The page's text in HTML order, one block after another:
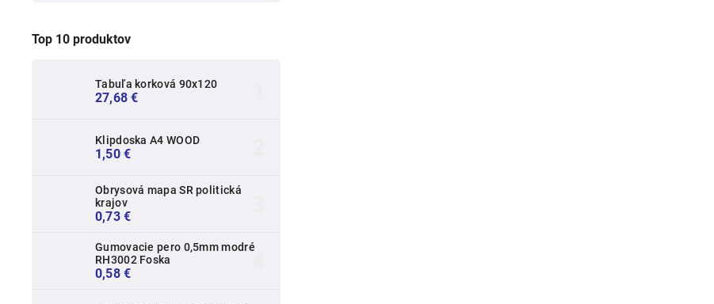
Top 10 produktov
Tabuľa korková 90x120
27,68 €
Klipdoska A4 WOOD
1,50 €
Obrysová mapa SR politická
krajov
0,73 €
Gumovacie pero 0,5mm modré
RH3002 Foska
0,58 €